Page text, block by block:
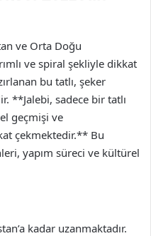
ve Orta Doğu
ve spiral şekliyle dikkat
bu tatlı, şeker
**Jalebi, sadece bir tatlı
geçmişi ve
çekmektedir.** Bu
yapım süreci ve kültürel
kadar uzanmaktadır.